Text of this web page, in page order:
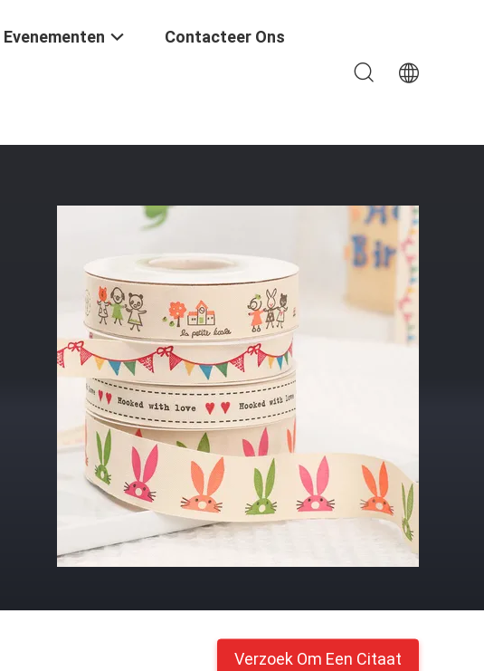
Evenementen Contacteer Ons
Verzoek Om Een Citaat